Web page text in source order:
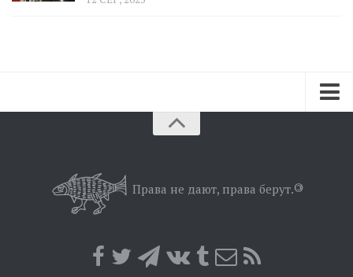
Позиція
Права не дают, права берут.©